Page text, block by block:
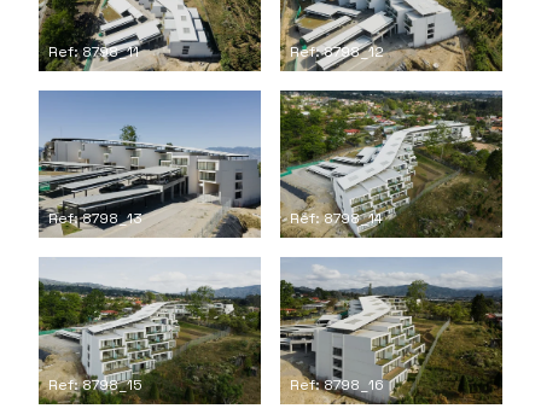
Ref: 8798_11 Ref: 8798_12
Ref: 8798_13 Ref: 8798_14
Ref: 8798_15 Ref: 8798_16